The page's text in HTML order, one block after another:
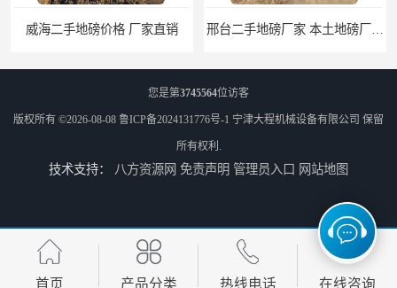
威海二手地磅价格 厂家直销
济南二手地磅厂家 本土地磅厂100秒报价
您是第3745564位访客
版权所有 ©2026-08-08 鲁ICP备2024131776号-1 宁津大程机械设备有限公司 保留
所有权利.
技术支持： 八方资源网 免责声明 管理员入口 网站地图
首页 产品分类 热线电话 在线咨询